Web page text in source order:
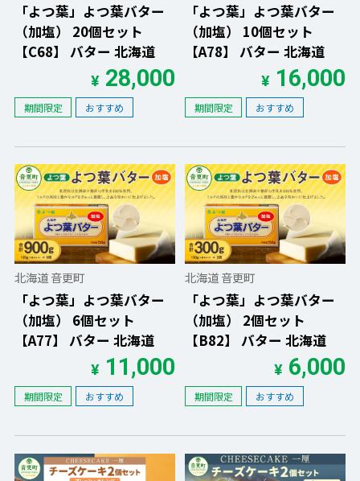
「よつ葉」よつ葉バター
（加塩） 20個セット
【C68】 バター 北海道
¥28,000
期間限定 おすすめ
「よつ葉」よつ葉バター
（加塩） 10個セット
【A78】 バター 北海道
¥16,000
期間限定 おすすめ
北海道 音更町
「よつ葉」よつ葉バター
（加塩） 6個セット
【A77】 バター 北海道
¥11,000
期間限定 おすすめ
北海道 音更町
「よつ葉」よつ葉バター
（加塩） 2個セット
【B82】 バター 北海道
¥6,000
期間限定 おすすめ